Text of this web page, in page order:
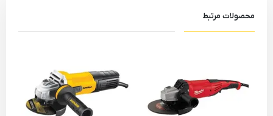
محصولات مرتبط